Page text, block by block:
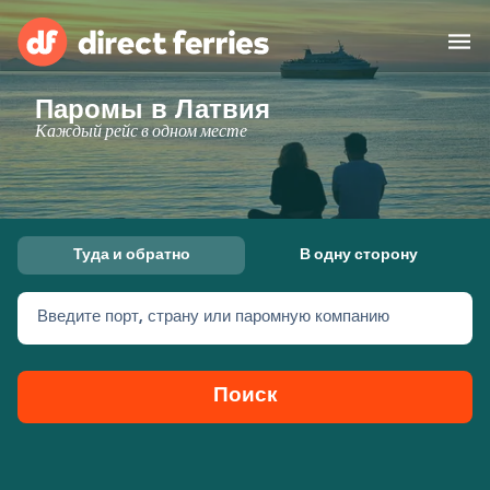
Операторы
Страны
Предлагает
Паромные билеты
Паромы в Латвия
Каждый рейс в одном месте
Туда и обратно В одну сторону
Введите порт, страну или паромную компанию
Поиск